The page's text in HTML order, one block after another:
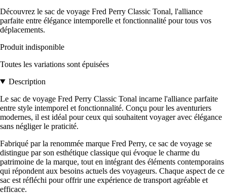
Découvrez le sac de voyage Fred Perry Classic Tonal, l'alliance
parfaite entre élégance intemporelle et fonctionnalité pour tous vos
déplacements.
Produit indisponible
Toutes les variations sont épuisées
Description
Le sac de voyage Fred Perry Classic Tonal incarne l'alliance parfaite
entre style intemporel et fonctionnalité. Conçu pour les aventuriers
modernes, il est idéal pour ceux qui souhaitent voyager avec élégance
sans négliger le praticité.
Fabriqué par la renommée marque Fred Perry, ce sac de voyage se
distingue par son esthétique classique qui évoque le charme du
patrimoine de la marque, tout en intégrant des éléments contemporains
qui répondent aux besoins actuels des voyageurs. Chaque aspect de ce
sac est réfléchi pour offrir une expérience de transport agréable et
efficace.